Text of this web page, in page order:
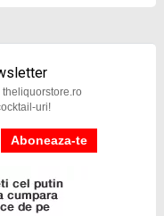
uri!